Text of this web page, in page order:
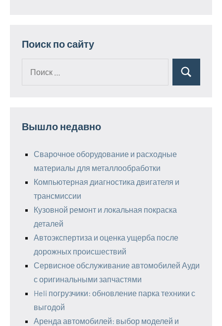
Поиск по сайту
Поиск
Вышло недавно
Сварочное оборудование и расходные
материалы для металлообработки
Компьютерная диагностика двигателя и
трансмиссии
Кузовной ремонт и локальная покраска
деталей
Автоэкспертиза и оценка ущерба после
дорожных происшествий
Сервисное обслуживание автомобилей Ауди
с оригинальными запчастями
Heli погрузчики: обновление парка техники с
выгодой
Аренда автомобилей: выбор моделей и